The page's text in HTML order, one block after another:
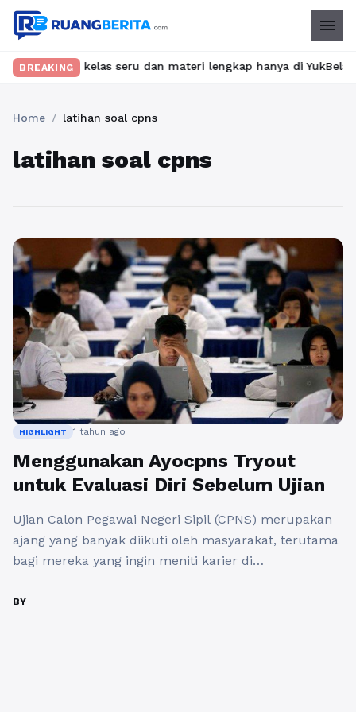
menu
BREAKING
kelas seru dan materi lengkap hanya di
Home / latihan soal cpns
latihan soal cpns
HIGHLIGHT 1 tahun ago
Menggunakan Ayocpns Tryout
untuk Evaluasi Diri Sebelum Ujian
Ujian Calon Pegawai Negeri Sipil (CPNS) merupakan
ajang yang banyak diikuti oleh masyarakat, terutama
bagi mereka yang ingin meniti karier di
kompetitif menjadikan persiapan matang menjadi
BY